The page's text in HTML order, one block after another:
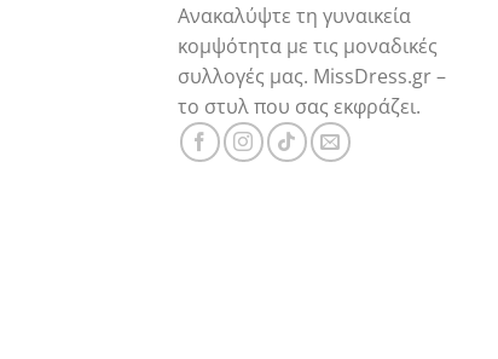
Ανακαλύψτε τη γυναικεία
κομψότητα με τις μοναδικές
συλλογές μας. MissDress.gr –
το στυλ που σας εκφράζει.